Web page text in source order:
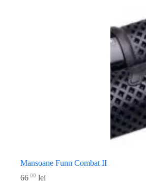
Mansoane Funn Combat II
66 00 lei